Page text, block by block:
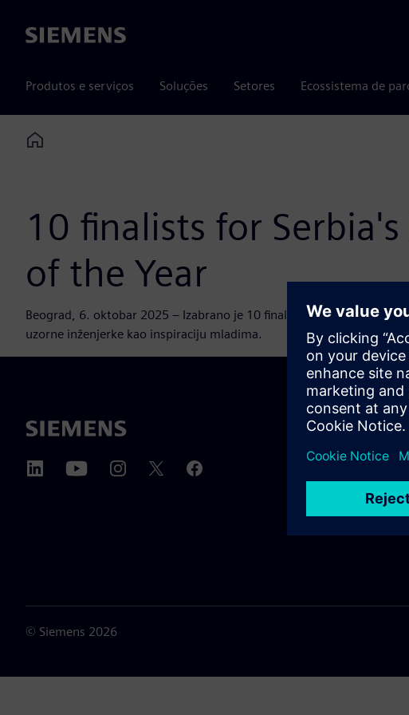
Siemens
Produtos e serviços Soluções Setores Ecossistema de
Home
10 finalists for
of the Year
Beograd, 6. oktobar 2025 – Izabrano je 10 finalistkinja izbora za
uzorne inženjerke kao inspiraciju mladima.
SOBRE A
Sobre nós
© Siemens 2026